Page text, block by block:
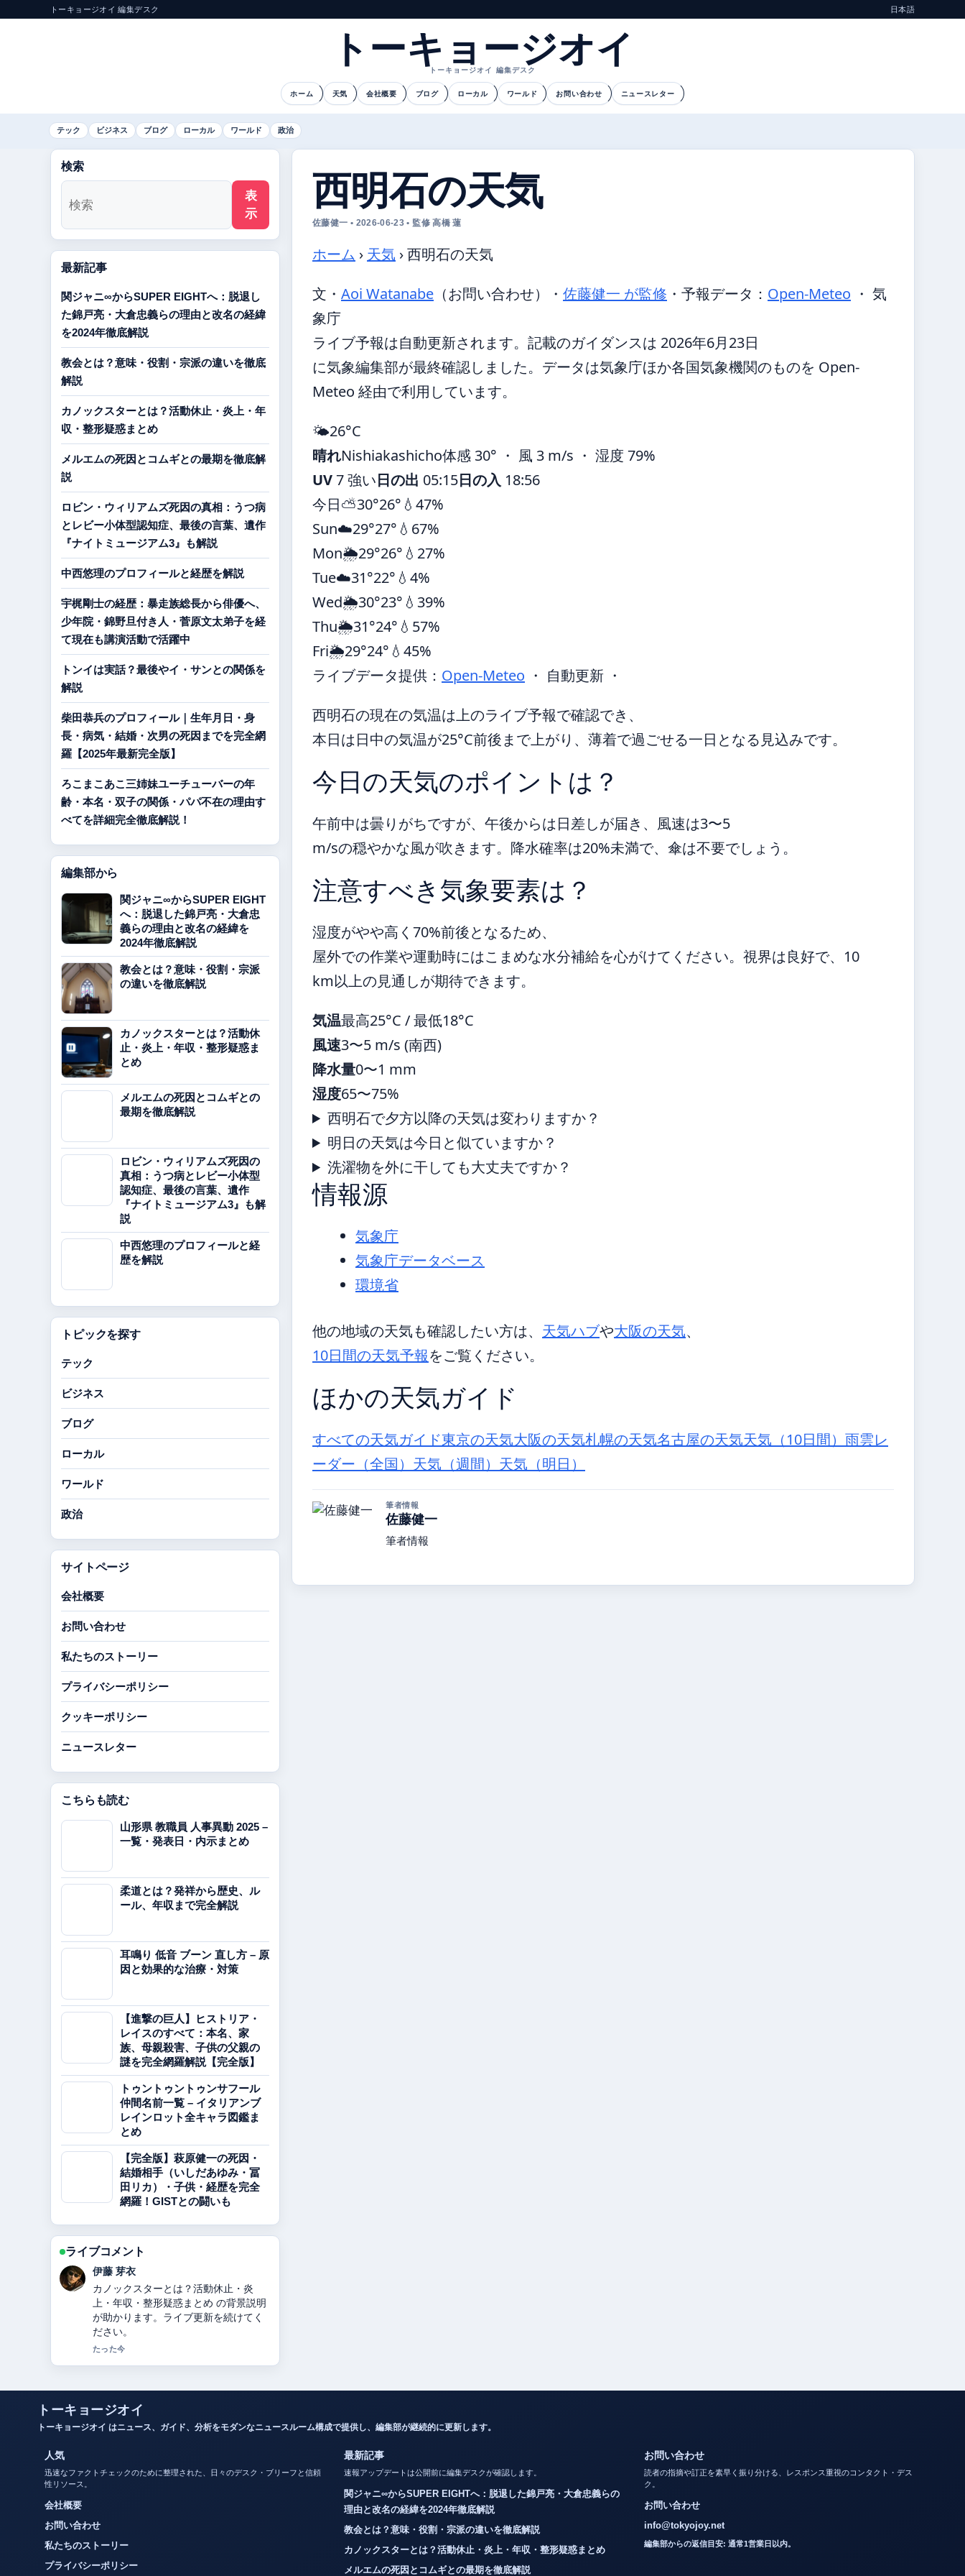
トーキョージオイ 編集デスク 日本語
トーキョージオイ
トーキョージオイ 編集デスク
ホーム 天気 会社概要 ブログ ローカル ワールド お問い合わせ ニュースレター
テック ビジネス ブログ ローカル ワールド 政治
西明石の天気
佐藤健一 • 2026-06-23 • 監修 高橋 蓮
ホーム › 天気 ›西明石の天気
文・ Aoi Watanabe （お問い合わせ） ・ 佐藤健一 が監修 ・ 予報データ： Open-Meteo ・ 気
象庁
ライブ予報は自動更新されます。記載のガイダンスは 2026年6月23日
に気象編集部が最終確認しました。データは気象庁ほか各国気象機関のものを Open-
Meteo 経由で利用しています。
🌤️26°C
晴れNishiakashicho体感 30° ・ 風 3 m/s ・ 湿度 79%
UV7 強い日の出 05:15日の入 18:56
今日⛅30°26° 💧47%
Sun☁️29°27° 💧67%
Mon🌦️29°26° 💧27%
Tue☁️31°22° 💧4%
Wed🌦️30°23° 💧39%
Thu🌦️31°24° 💧57%
Fri🌦️29°24° 💧45%
ライブデータ提供： Open-Meteo ・ 自動更新 ・
西明石の現在の気温は上のライブ予報で確認でき、
本日は日中の気温が25°C前後まで上がり、薄着で過ごせる一日となる見込みです。
今日の天気のポイントは？
午前中は曇りがちですが、午後からは日差しが届き、風速は3〜5
m/sの穏やかな風が吹きます。降水確率は20%未満で、傘は不要でしょう。
注意すべき気象要素は？
湿度がやや高く70%前後となるため、
屋外での作業や運動時にはこまめな水分補給を心がけてください。視界は良好で、10
km以上の見通しが期待できます。
気温最高25°C / 最低18°C
風速3〜5 m/s (南西)
降水量0〜1 mm
湿度65〜75%
西明石で夕方以降の天気は変わりますか？
明日の天気は今日と似ていますか？
洗濯物を外に干しても大丈夫ですか？
情報源
気象庁
気象庁データベース
環境省
他の地域の天気も確認したい方は、 天気ハブや大阪の天気、
10日間の天気予報をご覧ください。
ほかの天気ガイド
すべての天気ガイド東京の天気大阪の天気札幌の天気名古屋の天気天気（10日間） 雨雲レ
ーダー（全国） 天気（週間） 天気（明日）
筆者情報
佐藤健一
筆者情報
検索
表
示
最新記事
関ジャニ∞からSUPER EIGHTへ：脱退し
た錦戸亮・大倉忠義らの理由と改名の経緯
を2024年徹底解説
教会とは？意味・役割・宗派の違いを徹底
解説
カノックスターとは？活動休止・炎上・年
収・整形疑惑まとめ
メルエムの死因とコムギとの最期を徹底解
説
ロビン・ウィリアムズ死因の真相：うつ病
とレビー小体型認知症、最後の言葉、遺作
『ナイトミュージアム3』も解説
中西悠理のプロフィールと経歴を解説
宇梶剛士の経歴：暴走族総長から俳優へ、
少年院・錦野旦付き人・菅原文太弟子を経
て現在も講演活動で活躍中
トンイは実話？最後やイ・サンとの関係を
解説
柴田恭兵のプロフィール｜生年月日・身
長・病気・結婚・次男の死因までを完全網
羅【2025年最新完全版】
ろこまこあこ三姉妹ユーチューバーの年
齢・本名・双子の関係・パパ不在の理由す
べてを詳細完全徹底解説！
編集部から
関ジャニ∞からSUPER EIGHT
へ：脱退した錦戸亮・大倉忠
義らの理由と改名の経緯を
2024年徹底解説
教会とは？意味・役割・宗派
の違いを徹底解説
カノックスターとは？活動休
止・炎上・年収・整形疑惑ま
とめ
メルエムの死因とコムギとの
最期を徹底解説
ロビン・ウィリアムズ死因の
真相：うつ病とレビー小体型
認知症、最後の言葉、遺作
『ナイトミュージアム3』も解
説
中西悠理のプロフィールと経
歴を解説
トピックを探す
テック
ビジネス
ブログ
ローカル
ワールド
政治
サイトページ
会社概要
お問い合わせ
私たちのストーリー
プライバシーポリシー
クッキーポリシー
ニュースレター
こちらも読む
山形県 教職員 人事異動 2025 –
一覧・発表日・内示まとめ
柔道とは？発祥から歴史、ル
ール、年収まで完全解説
耳鳴り 低音 ブーン 直し方 – 原
因と効果的な治療・対策
【進撃の巨人】ヒストリア・
レイスのすべて：本名、家
族、母親殺害、子供の父親の
謎を完全網羅解説【完全版】
トゥントゥントゥンサフール
仲間名前一覧 – イタリアンブ
レインロット全キャラ図鑑ま
とめ
【完全版】萩原健一の死因・
結婚相手（いしだあゆみ・冨
田リカ）・子供・経歴を完全
網羅！GISTとの闘いも
ライブコメント
鈴木 蒼
関ジャニ∞からSUPER EIGHTへ：脱退
した錦戸亮・大倉忠義らの理由と改名
の経緯を2024年徹底解説 の報道は丁寧
で、流れを追いやすいです。
3 分前
トーキョージオイ
トーキョージオイ はニュース、ガイド、分析をモダンなニュースルーム構成で提供し、編集部が継続的に更新します。
人気
迅速なファクトチェックのために整理された、日々のデスク・ブリーフと信頼
性リソース。
会社概要
お問い合わせ
私たちのストーリー
プライバシーポリシー
最新記事
速報アップデートは公開前に編集デスクが確認します。
関ジャニ∞からSUPER EIGHTへ：脱退した錦戸亮・大倉忠義らの
理由と改名の経緯を2024年徹底解説
教会とは？意味・役割・宗派の違いを徹底解説
カノックスターとは？活動休止・炎上・年収・整形疑惑まとめ
メルエムの死因とコムギとの最期を徹底解説
お問い合わせ
読者の指摘や訂正を素早く振り分ける、レスポンス重視のコンタクト・デス
ク。
お問い合わせ
info@tokyojoy.net
編集部からの返信目安: 通常1営業日以内。